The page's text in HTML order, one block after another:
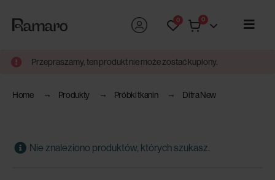
0 0
Przepraszamy, ten produkt nie może zostać kupiony.
Home Produkty Próbki tkanin Ditra New
Nie znaleziono produktów, których szukasz.